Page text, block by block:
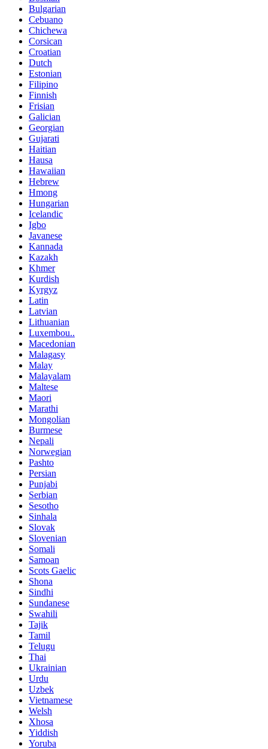
Bulgarian
Cebuano
Chichewa
Corsican
Croatian
Dutch
Estonian
Filipino
Finnish
Frisian
Galician
Georgian
Gujarati
Haitian
Hausa
Hawaiian
Hebrew
Hmong
Hungarian
Icelandic
Igbo
Javanese
Kannada
Kazakh
Khmer
Kurdish
Kyrgyz
Latin
Latvian
Lithuanian
Luxembou..
Macedonian
Malagasy
Malay
Malayalam
Maltese
Maori
Marathi
Mongolian
Burmese
Nepali
Norwegian
Pashto
Persian
Punjabi
Serbian
Sesotho
Sinhala
Slovak
Slovenian
Somali
Samoan
Scots Gaelic
Shona
Sindhi
Sundanese
Swahili
Tajik
Tamil
Telugu
Thai
Ukrainian
Urdu
Uzbek
Vietnamese
Welsh
Xhosa
Yiddish
Yoruba